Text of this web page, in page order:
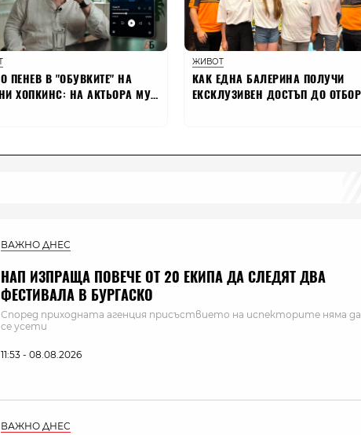
ВАЖНО ДНЕС
НАП ИЗПРАЩА ПОВЕЧЕ ОТ 20 ЕКИПА ДА СЛЕДЯТ ДВА
ФЕСТИВАЛА В БУРГАСКО
Според приходната агенция присъствието на испекторите няма да
се усети
11:53 - 08.08.2026
ВАЖНО ДНЕС